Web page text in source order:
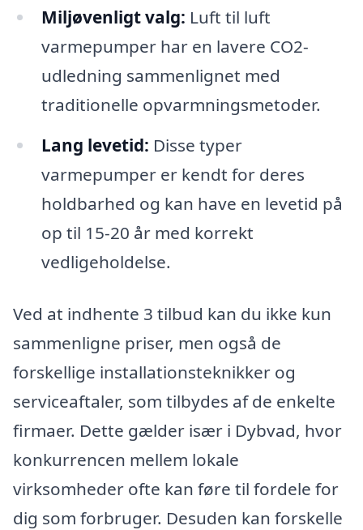
Miljøvenligt valg: Luft til luft
varmepumper har en lavere CO2-
udledning sammenlignet med
traditionelle opvarmningsmetoder.
Lang levetid: Disse typer
varmepumper er kendt for deres
holdbarhed og kan have en levetid på
op til 15-20 år med korrekt
vedligeholdelse.
Ved at indhente 3 tilbud kan du ikke kun
sammenligne priser, men også de
forskellige installationsteknikker og
serviceaftaler, som tilbydes af de enkelte
firmaer. Dette gælder især i Dybvad, hvor
konkurrencen mellem lokale
virksomheder ofte kan føre til fordele for
dig som forbruger. Desuden kan forskelle